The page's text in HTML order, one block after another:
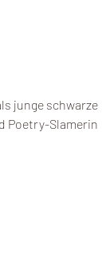
junge schwarze
Poetry-Slamerin